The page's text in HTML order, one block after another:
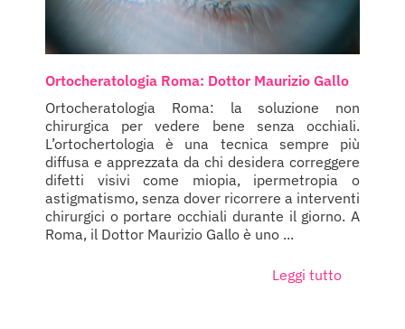
Ortocheratologia Roma: Dottor Maurizio Gallo
Ortocheratologia Roma: la soluzione non
chirurgica per vedere bene senza occhiali.
L’ortochertologia è una tecnica sempre più
diffusa e apprezzata da chi desidera correggere
difetti visivi come miopia, ipermetropia o
astigmatismo, senza dover ricorrere a interventi
chirurgici o portare occhiali durante il giorno. A
Roma, il Dottor Maurizio Gallo è uno ...
Leggi tutto